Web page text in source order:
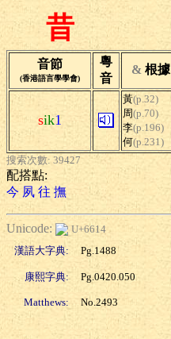
昔
音節
(香港語言學學會)
粵
音
& 根據
sik1
黃(p.32)
周(p.70)
李(p.196)
何(p.231)
搜索次數: 39427
配搭點:
今 夙 往 撫
Unicode:
U+6614
漢語大字典:
Pg.1488
康熙字典: Pg.0420.050
Matthews: No.2493